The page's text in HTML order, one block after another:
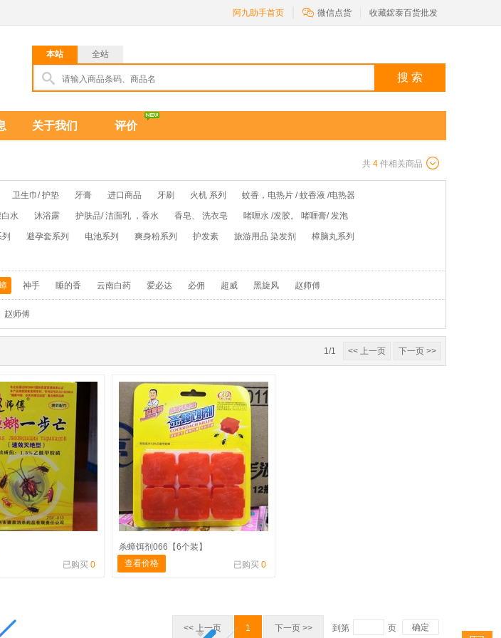
阿九助手首页  微信点货 收藏鋐泰百货批发
本站
全站
搜 索
关于我们 评价
共 4 件相关商品
卫生巾/ 护垫 牙膏 进口商品 牙刷 火机 系列 蚊香，电热片 / 蚊香液 /电热器
水 沐浴露 护肤品/ 洁面乳 ，香水 香皂、 洗衣皂 啫喱水 /发胶。 啫喱膏/ 发泡
避孕套系列 电池系列 爽身粉系列 护发素 旅游用品 染发剂 樟脑丸系列
神手 睡的香 云南白药 爱必达 必佣 超威 黑旋风 赵师傅
赵师傅
1/1 << 上一页 下一页 >>
已购买 0
杀蟑饵剂066【6个装】
查看价格
已购买 0
<< 上一页 1 下一页 >> 到第 页 确定